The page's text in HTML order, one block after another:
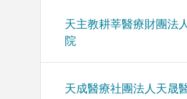
天主教耕莘醫療財團法
院
天成醫療社團法人天晟